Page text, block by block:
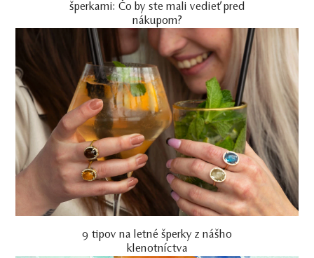
šperkami: Čo by ste mali vedieť pred
nákupom?
9 tipov na letné šperky z nášho
klenotníctva